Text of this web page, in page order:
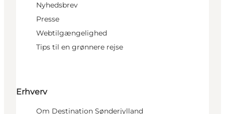
Nyhedsbrev
Presse
Webtilgængelighed
Tips til en grønnere rejse
Erhverv
Om Destination Sønderjylland